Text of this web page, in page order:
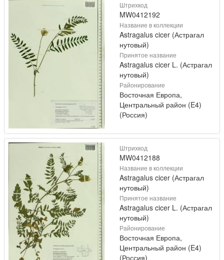
Штрихкод
MW0412192
Название в коллекции
Astragalus cicer (Астрагал
нутовый)
Принятое название
Astragalus cicer L. (Астрагал
нутовый)
Районирование
Восточная Европа,
Центральный район (E4)
(Россия)
Штрихкод
MW0412188
Название в коллекции
Astragalus cicer (Астрагал
нутовый)
Принятое название
Astragalus cicer L. (Астрагал
нутовый)
Районирование
Восточная Европа,
Центральный район (E4)
(Россия)